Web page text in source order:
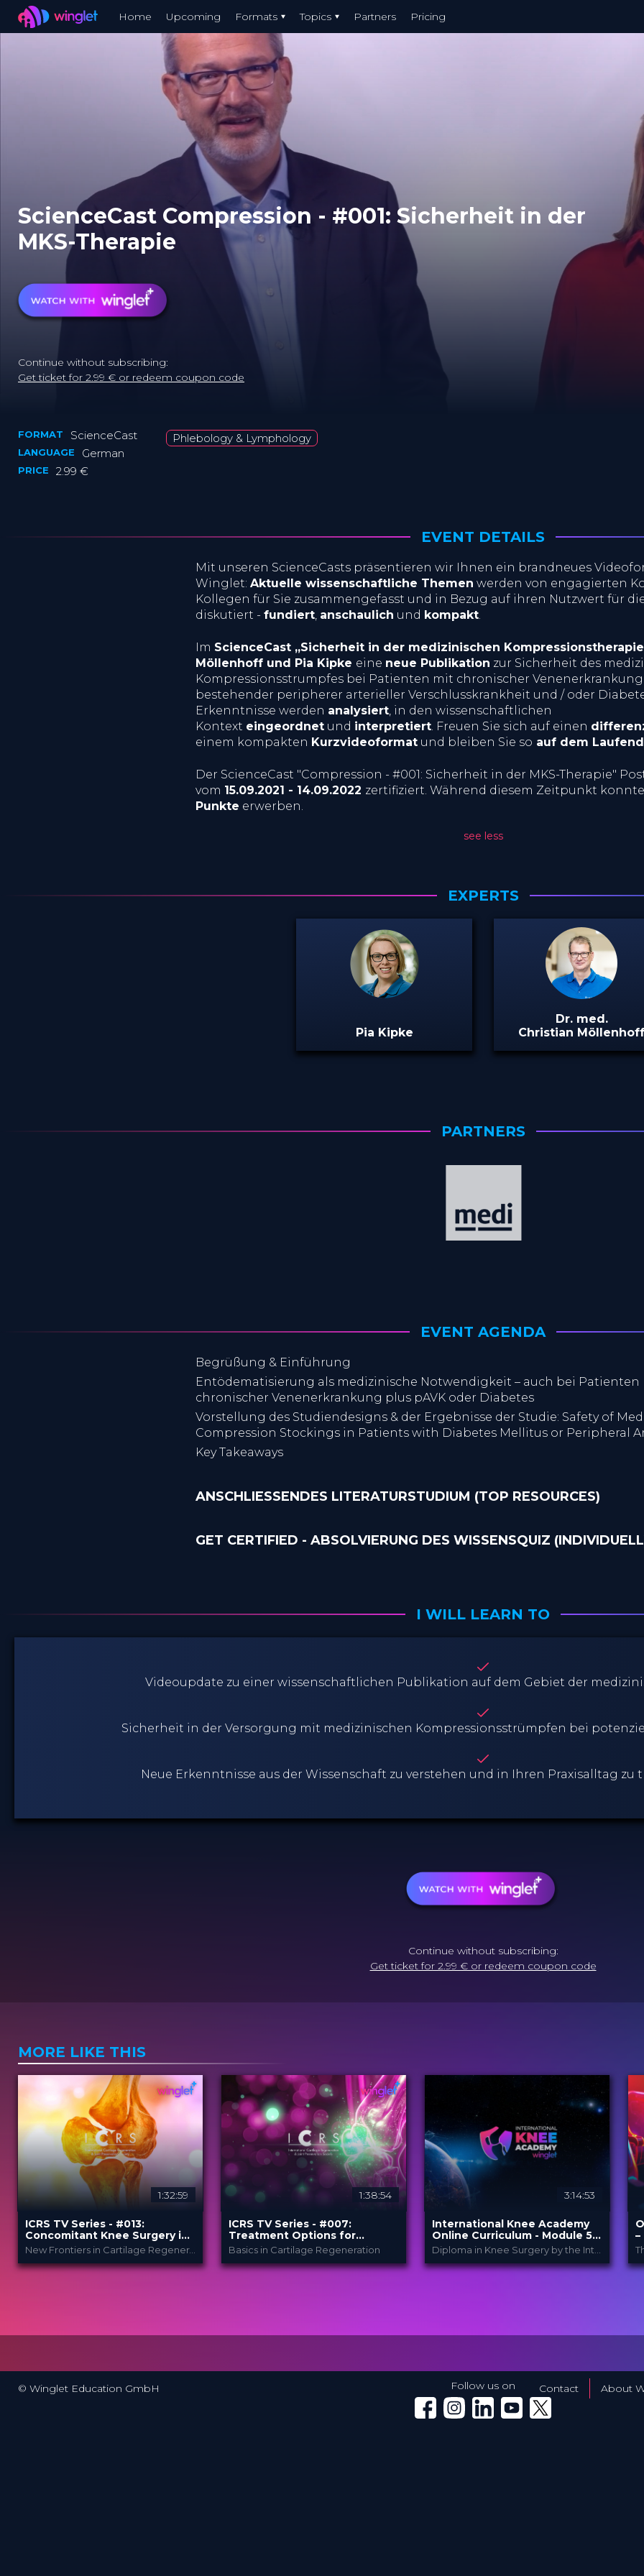
Winglet Home Upcoming Formats Topics Partners Pricing
ScienceCast Compression - #001: Sicherheit in der
MKS-Therapie
Continue without subscribing:
Get ticket for 2.99 € or redeem coupon code
FORMAT ScienceCast
LANGUAGE German
PRICE 2.99 €
Phlebology & Lymphology
EVENT DETAILS
Mit unseren ScienceCasts präsentieren wir Ihnen ein brandneues
Winglet: Aktuelle wissenschaftliche Themen werden von engagierten
Kollegen für Sie zusammengefasst und in Bezug auf ihren Nutzwert für
diskutiert - fundiert, anschaulich und kompakt.
Im ScienceCast „Sicherheit in der medizinischen
Möllenhoff und Pia Kipke eine neue Publikation zur Sicherheit des
Kompressionsstrumpfes bei Patienten mit chronischer
bestehender peripherer arterieller Verschlusskrankheit und / oder
Erkenntnisse werden analysiert, in den wissenschaftlichen
Kontext eingeordnet und interpretiert. Freuen Sie sich auf einen
einem kompakten Kurzvideoformat und bleiben Sie so auf dem
Der ScienceCast "Compression - #001: Sicherheit in der MKS-Therapie"
vom 15.09.2021 - 14.09.2022 zertifiziert. Während diesem Zeitpunkt
Punkte erwerben.
see less
EXPERTS
Pia Kipke
Dr. med.
Christian
PARTNERS
EVENT AGENDA
Begrüßung & Einführung
Entödematisierung als medizinische Notwendigkeit – auch bei Patienten
chronischer Venenerkrankung plus pAVK oder Diabetes
Vorstellung des Studiendesigns & der Ergebnisse der Studie: Safety of
Compression Stockings in Patients with Diabetes Mellitus or Peripheral
Key Takeaways
ANSCHLIESSENDES LITERATURSTUDIUM (TOP RESOURCES)
GET CERTIFIED - ABSOLVIERUNG DES WISSENSQUIZ
I WILL LEARN TO
Videoupdate zu einer wissenschaftlichen Publikation auf dem Gebiet der
Sicherheit in der Versorgung mit medizinischen Kompressionsstrümpfen bei
Neue Erkenntnisse aus der Wissenschaft zu verstehen und in Ihren Praxisalltag
Continue without subscribing:
Get ticket for 2.99 € or redeem coupon code
MORE LIKE THIS
1:32:59
ICRS TV Series - #013:
Concomitant Knee Surgery in
Cartilage Regeneration: Real-
World Scenarios and Surgical
Strategies
New Frontiers in Cartilage Regeneration
ICRS
1:38:54
ICRS TV Series - #007:
Treatment Options for
Articular Cartilage Injuries - An
Basics in Cartilage Regeneration
3:14:53
International Knee Academy
Online Curriculum - Module 5:
Cartilage
© Winglet Education GmbH Contact About
Follow us on
Winglet on Facebook
Winglet on Instagram
Winglet on LinkedIn
Winglet on YouTube
Winglet on X (Twitter)